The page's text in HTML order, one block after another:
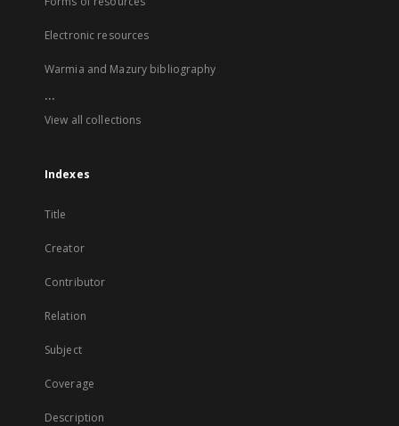
Electronic resources
Warmia and Mazury bibliography
...
View all collections
Indexes
Title
Creator
Contributor
Relation
Subject
Coverage
Description